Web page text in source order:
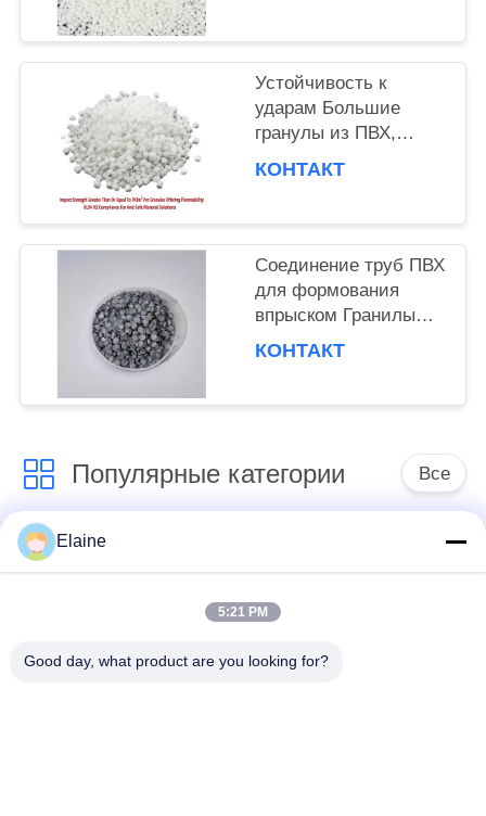
Устойчивость к
ударам Большие
гранулы из ПВХ,
предлагающие
КОНТАКТ
Соединение труб ПВХ
для формования
впрыском Гранилы
ПВХ для профиля и
КОНТАКТ
Популярные категории Все
средство для
придания
Стабилизатор цинка
Зерна PVC
Соединения для
Elaine
5:21 PM
Good day, what product are you looking for?